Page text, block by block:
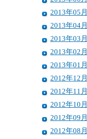
2013年05月
2013年04月
2013年03月
2013年02月
2013年01月
2012年12月
2012年11月
2012年10月
2012年09月
2012年08月